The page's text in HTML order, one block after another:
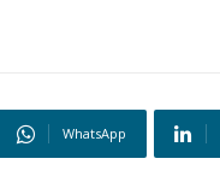
WhatsApp